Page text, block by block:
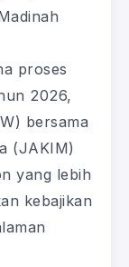
proses
2026,
bersama
(JAKIM)
yang lebih
kebajikan